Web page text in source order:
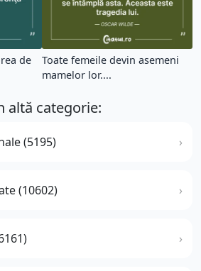
de
Toate femeile devin asemeni
mamelor lor....
altă categorie:
(5195)
(10602)